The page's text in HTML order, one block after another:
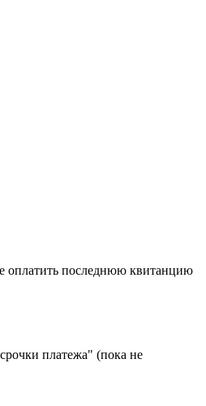
оплатить последнюю квитанцию
платежа" (пока не